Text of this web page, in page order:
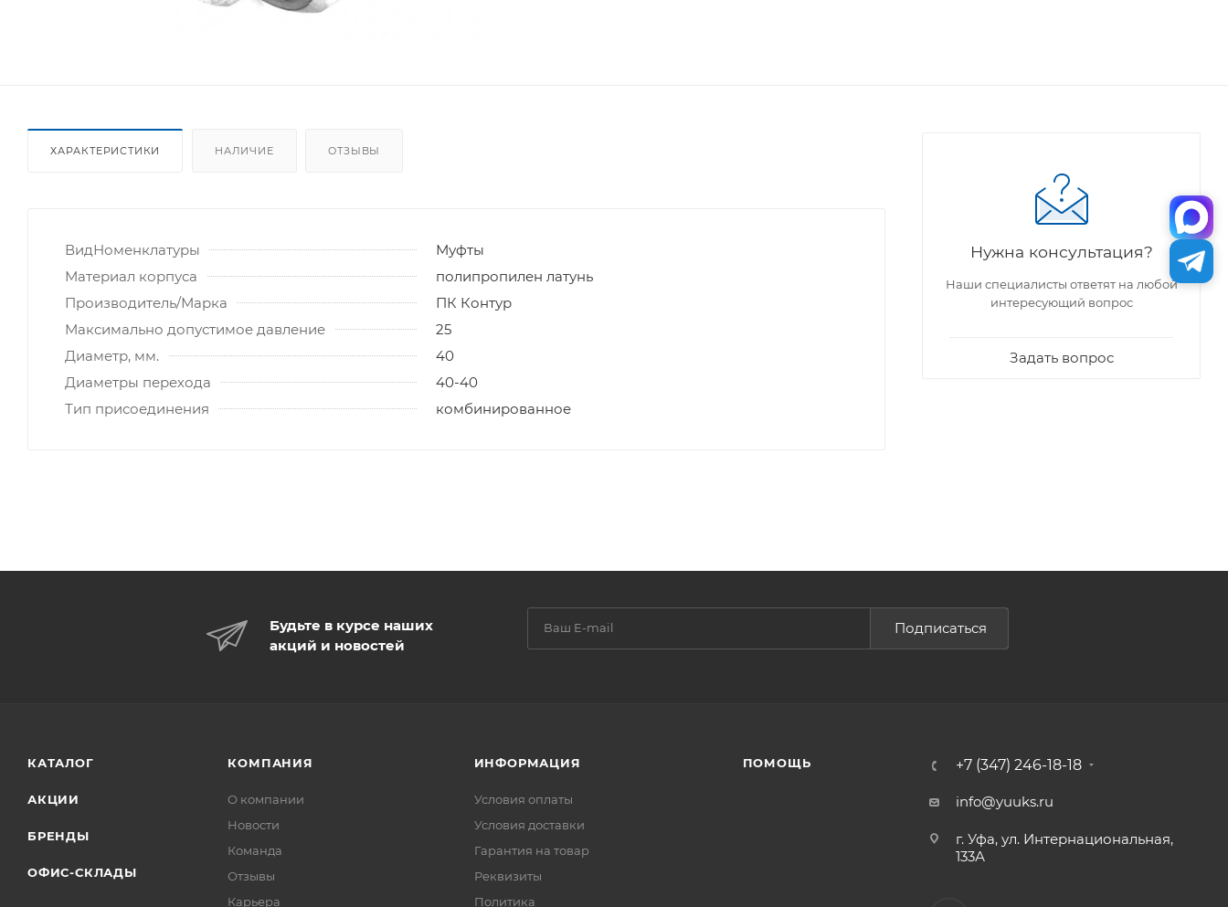
ХАРАКТЕРИСТИКИ НАЛИЧИЕ ОТЗЫВЫ
ВидНоменклатуры
Муфты
Материал корпуса
полипропилен латунь
Производитель/Марка
ПК Контур
Максимально допустимое давление
25
Диаметр, мм.
40
Диаметры перехода
40-40
Тип присоединения
комбинированное
Нужна консультация?
Наши специалисты ответят на любой
интересующий вопрос
Задать вопрос
Будьте в курсе наших
акций и новостей
Подписаться
КАТАЛОГ
АКЦИИ
БРЕНДЫ
ОФИС-СКЛАДЫ
КОМПАНИЯ
О компании
Новости
Команда
Отзывы
Карьера
ИНФОРМАЦИЯ
Условия оплаты
Условия доставки
Гарантия на товар
Реквизиты
Политика
ПОМОЩЬ +7 (347) 246-18-18
info@yuuks.ru
г. Уфа, ул. Интернациональная,
133А